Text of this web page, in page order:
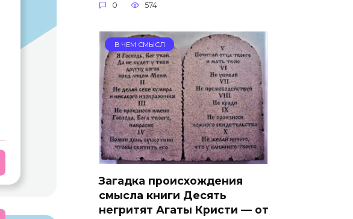
0 574
В ЧЕМ СМЫСЛ
Загадка происхождения
смысла книги Десять
негритят Агаты Кристи — от